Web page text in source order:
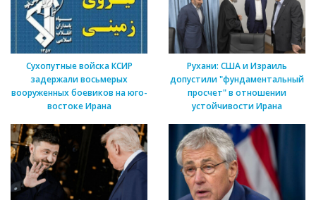
Сухопутные войска КСИР
задержали восьмерых
вооруженных боевиков на юго-
востоке Ирана
Рухани: США и Израиль
допустили "фундаментальный
просчет" в отношении
устойчивости Ирана